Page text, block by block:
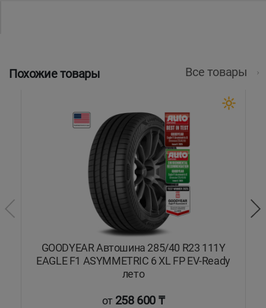
Похожие товары Все товары
GOODYEAR Автошина 285/40 R23 111Y
EAGLE F1 ASYMMETRIC 6 XL FP EV-Ready
лето
от 258 600 ₸